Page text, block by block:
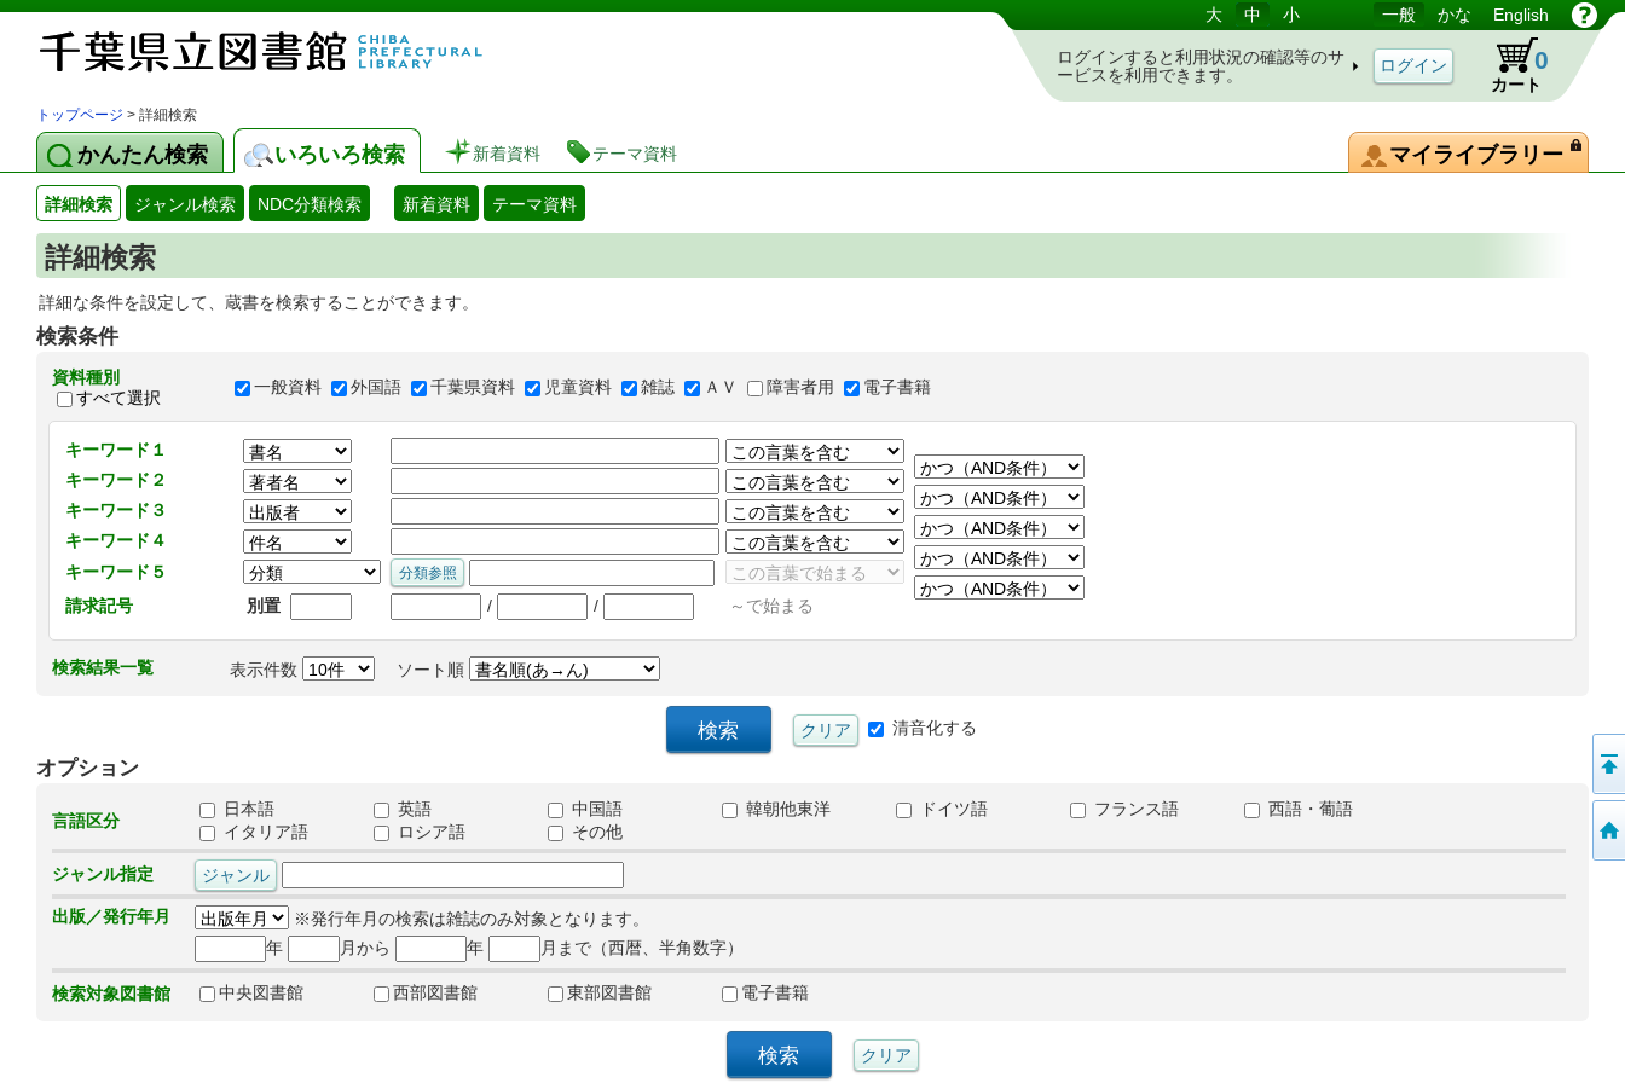
図書館 蔵書検索・予約システム 大 中 小 一般 かな English
ログインすると利用状況の確認等のサ
ービスを利用できます。
カート
0
トップページ > 詳細検索
かんたん検索 いろいろ検索 新着資料 テーマ資料 マイライブラリー
詳細検索 ジャンル検索 NDC分類検索 新着資料 テーマ資料
詳細検索
詳細な条件を設定して、蔵書を検索することができます。
検索条件
資料種別
すべて選択
一般資料 外国語 千葉県資料 児童資料 雑誌 ＡＶ 障害者用 電子書籍
キーワード１
キーワード２
キーワード３
キーワード４
キーワード５
請求記号
別置 / / ～で始まる
検索結果一覧 表示件数 ソート順
清音化する
オプション
言語区分
日本語 英語 中国語 韓朝他東洋 ドイツ語 フランス語
西語・葡語
イタリア語
ロシア語 その他
ジャンル指定
出版／発行年月
※発行年月の検索は雑誌のみ対象となります。
年
月から 年 月まで（西暦、半角数字）
検索対象図書館 中央図書館 西部図書館 東部図書館 電子書籍